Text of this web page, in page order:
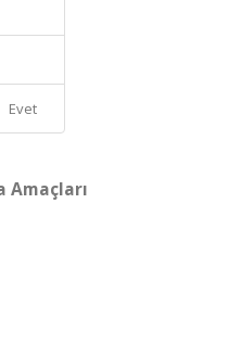
Evet
Amaçları